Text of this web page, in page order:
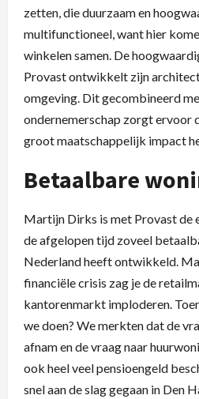
zetten, die duurzaam en
multifunctioneel, want hier
winkelen samen. De
Provast ontwikkelt zijn
omgeving. Dit gecombineerd
ondernemerschap zorgt ervoor
groot maatschappelijk impact
Betaalbare
Martijn Dirks is met Provast de
de afgelopen tijd zoveel
Nederland heeft ontwikkeld.
financiële crisis zag je de
kantorenmarkt imploderen.
we doen? We merkten dat de
afnam en de vraag naar
ook heel veel pensioengeld
snel aan de slag gegaan in Den